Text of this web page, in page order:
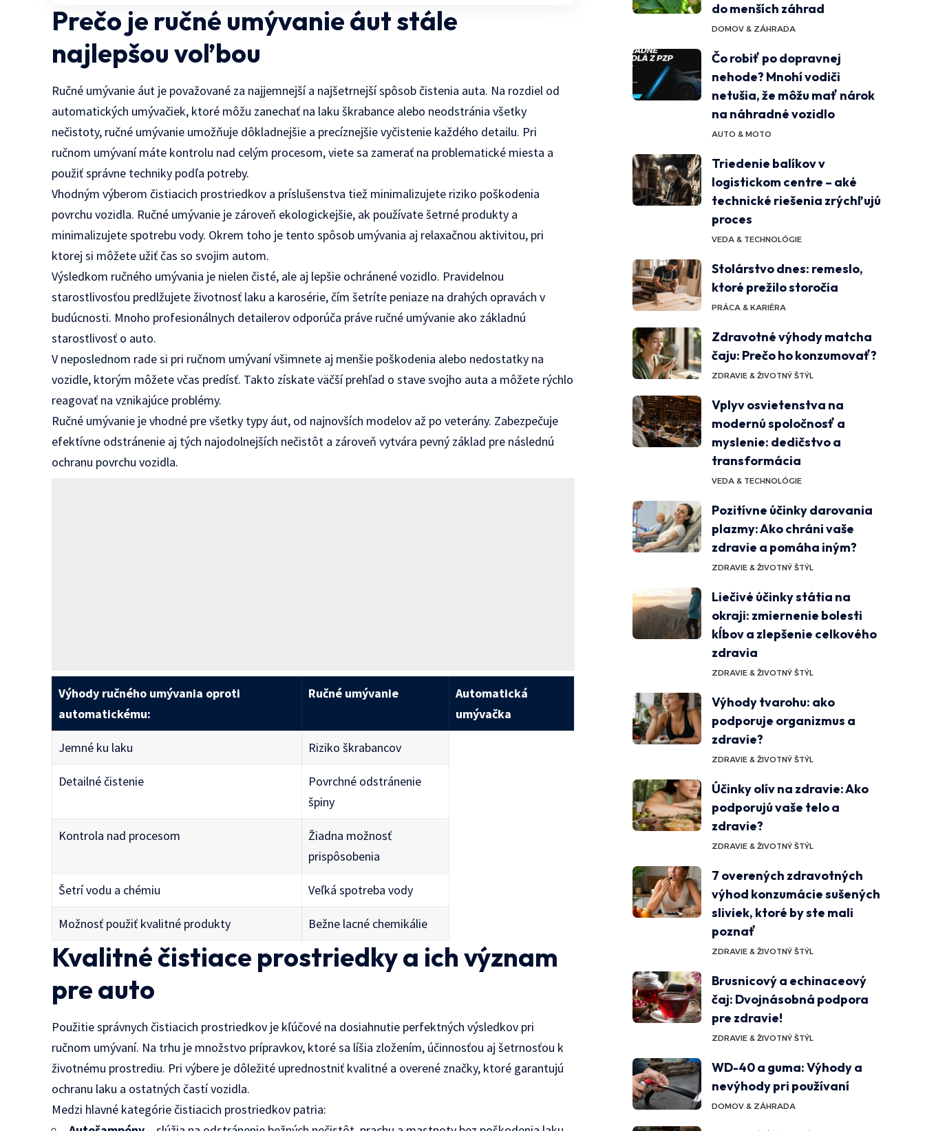
Prečo je ručné umývanie áut stále
najlepšou voľbou
Ručné umývanie áut je považované za najjemnejší a najšetrnejší spôsob čistenia auta. Na rozdiel od
automatických umývačiek, ktoré môžu zanechať na laku škrabance alebo neodstránia všetky
nečistoty, ručné umývanie umožňuje dôkladnejšie a precíznejšie vyčistenie každého detailu. Pri
ručnom umývaní máte kontrolu nad celým procesom, viete sa zamerať na problematické miesta a
použiť správne techniky podľa potreby.
Vhodným výberom čistiacich prostriedkov a príslušenstva tiež minimalizujete riziko poškodenia
povrchu vozidla. Ručné umývanie je zároveň ekologickejšie, ak používate šetrné produkty a
minimalizujete spotrebu vody. Okrem toho je tento spôsob umývania aj relaxačnou aktivitou, pri
ktorej si môžete užiť čas so svojim autom.
Výsledkom ručného umývania je nielen čisté, ale aj lepšie ochránené vozidlo. Pravidelnou
starostlivosťou predlžujete životnosť laku a karosérie, čím šetríte peniaze na drahých opravách v
budúcnosti. Mnoho profesionálnych detailerov odporúča práve ručné umývanie ako základnú
starostlivosť o auto.
V neposlednom rade si pri ručnom umývaní všimnete aj menšie poškodenia alebo nedostatky na
vozidle, ktorým môžete včas predísť. Takto získate väčší prehľad o stave svojho auta a môžete rýchlo
reagovať na vznikajúce problémy.
Ručné umývanie je vhodné pre všetky typy áut, od najnovších modelov až po veterány. Zabezpečuje
efektívne odstránenie aj tých najodolnejších nečistôt a zároveň vytvára pevný základ pre následnú
ochranu povrchu vozidla.
Výhody ručného umývania oproti
automatickému:
Ručné umývanie
Automatická
umývačka
Jemné ku laku Riziko škrabancov
Detailné čistenie
Povrchné odstránenie
špiny
Kontrola nad procesom
Žiadna možnosť
prispôsobenia
Šetrí vodu a chémiu Veľká spotreba vody
Možnosť použiť kvalitné produkty Bežne lacné chemikálie
Kvalitné čistiace prostriedky a ich význam
pre auto
Použitie správnych čistiacich prostriedkov je kľúčové na dosiahnutie perfektných výsledkov pri
ručnom umývaní. Na trhu je množstvo prípravkov, ktoré sa líšia zložením, účinnosťou aj šetrnosťou k
životnému prostrediu. Pri výbere je dôležité uprednostniť kvalitné a overené značky, ktoré garantujú
ochranu laku a ostatných častí vozidla.
Medzi hlavné kategórie čistiacich prostriedkov patria:
do menších záhrad
DOMOV & ZÁHRADA
Čo robiť po dopravnej
nehode? Mnohí vodiči
netušia, že môžu mať nárok
na náhradné vozidlo
AUTO & MOTO
Triedenie balíkov v
logistickom centre – aké
technické riešenia zrýchľujú
proces
VEDA & TECHNOLÓGIE
Stolárstvo dnes: remeslo,
ktoré prežilo storočia
PRÁCA & KARIÉRA
Zdravotné výhody matcha
čaju: Prečo ho konzumovať?
ZDRAVIE & ŽIVOTNÝ ŠTÝL
Vplyv osvietenstva na
modernú spoločnosť a
myslenie: dedičstvo a
transformácia
VEDA & TECHNOLÓGIE
Pozitívne účinky darovania
plazmy: Ako chráni vaše
zdravie a pomáha iným?
ZDRAVIE & ŽIVOTNÝ ŠTÝL
Liečivé účinky státia na
okraji: zmiernenie bolesti
kĺbov a zlepšenie celkového
zdravia
ZDRAVIE & ŽIVOTNÝ ŠTÝL
Výhody tvarohu: ako
podporuje organizmus a
zdravie?
ZDRAVIE & ŽIVOTNÝ ŠTÝL
Účinky olív na zdravie: Ako
podporujú vaše telo a
zdravie?
ZDRAVIE & ŽIVOTNÝ ŠTÝL
7 overených zdravotných
výhod konzumácie sušených
sliviek, ktoré by ste mali
poznať
ZDRAVIE & ŽIVOTNÝ ŠTÝL
Brusnicový a echinaceový
čaj: Dvojnásobná podpora
pre zdravie!
ZDRAVIE & ŽIVOTNÝ ŠTÝL
WD-40 a guma: Výhody a
nevýhody pri používaní
DOMOV & ZÁHRADA